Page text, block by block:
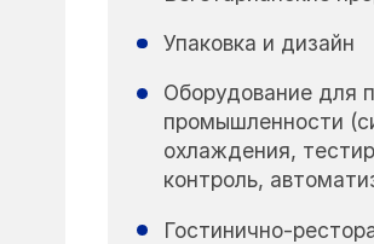
Упаковка и дизайн
Оборудование для
промышленности
охлаждения,
контроль,
Гостинично-